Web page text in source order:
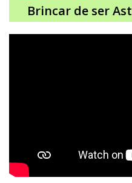
Brincar de ser